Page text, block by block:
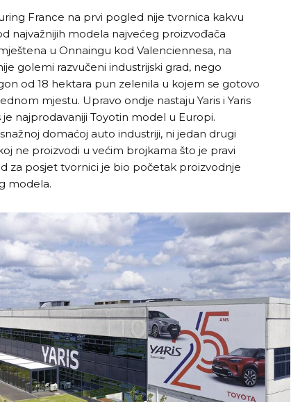
France na prvi pogled nije tvornica kakvu
najvažnijih modela najvećeg proizvođača
u Onnaingu kod Valenciennesa, na
golemi razvučeni industrijski grad, nego
od 18 hektara pun zelenila u kojem se gotovo
mjestu. Upravo ondje nastaju Yaris i Yaris
je najprodavaniji Toyotin model u Europi.
domaćoj auto industriji, ni jedan drugi
ne proizvodi u većim brojkama što je pravi
za posjet tvornici je bio početak proizvodnje
modela.